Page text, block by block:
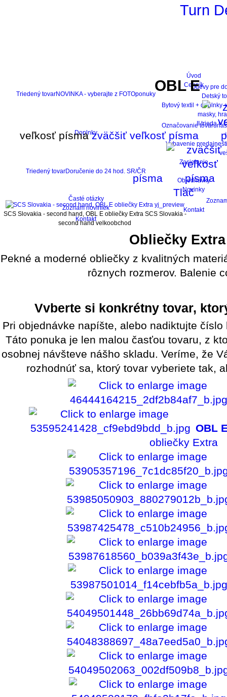
Turn
Úvod
Cenník
Triedený tovarNOVINKA - vyberajte z FOTOponuky
Odevy pre
Detský
Bytový textil + doplnky
masky,
II.trieda +
Doplnky
Označovanie tovaru
Vybavenie predajne
Zasielanie
Triedený tovarDoručenie do 24 hod. SR/ČR
Objednávky
Novinky
Časté otázky
Zoznam noviniek
Kontakt
Kontakt
OBL E
veľkosť písma zväčšiť veľkosť písma
písma
Tlač
yj_preview
SCS Slovakia - second hand, OBL E obliečky Extra SCS Slovakia -
second hand velkoobchod
Obliečky Extra
Pekné a moderné obliečky z kvalitných
rôznych rozmerov. Balenie
Vvberte si konkrétny tovar,
Pri objednávke napíšte, alebo nadiktujte
Táto ponuka je len malou časťou tovaru, z
osobnej návšteve nášho skladu. Veríme, že
rozhodnúť sa, ktorý tovar vyberiete tak,
OBL
obliečky Extra